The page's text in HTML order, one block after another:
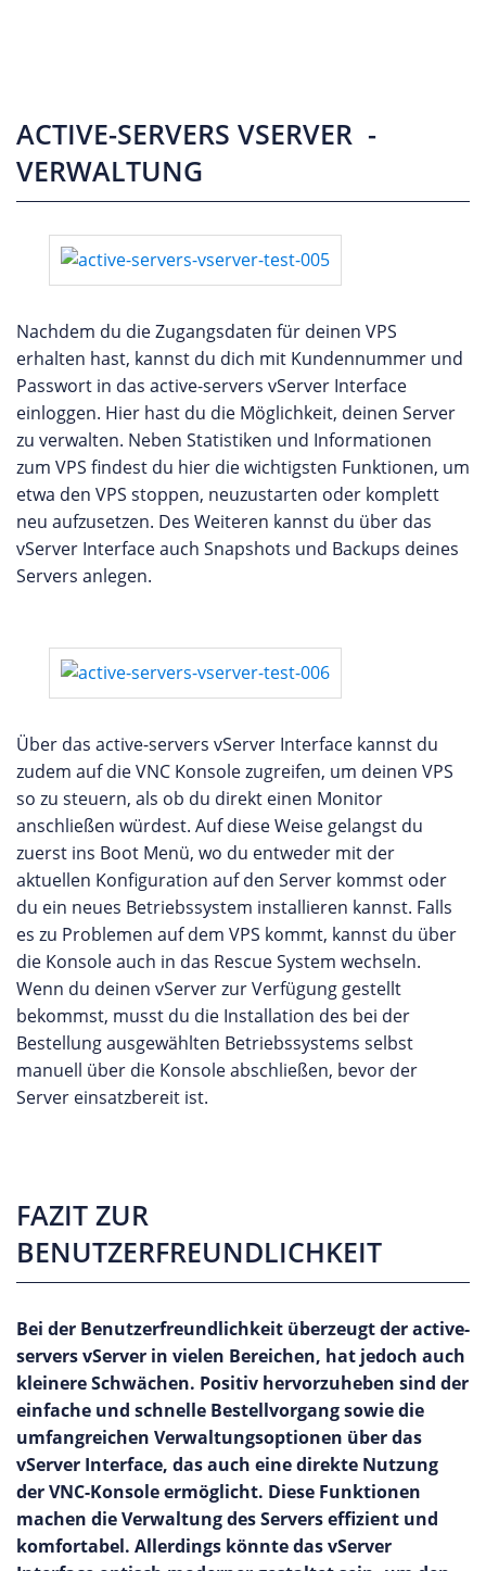
ACTIVE-SERVERS VSERVER -
VERWALTUNG
Nachdem du die Zugangsdaten für deinen VPS
erhalten hast, kannst du dich mit Kundennummer und
Passwort in das active-servers vServer Interface
einloggen. Hier hast du die Möglichkeit, deinen Server
zu verwalten. Neben Statistiken und Informationen
zum VPS findest du hier die wichtigsten Funktionen, um
etwa den VPS stoppen, neuzustarten oder komplett
neu aufzusetzen. Des Weiteren kannst du über das
vServer Interface auch Snapshots und Backups deines
Servers anlegen.
Über das active-servers vServer Interface kannst du
zudem auf die VNC Konsole zugreifen, um deinen VPS
so zu steuern, als ob du direkt einen Monitor
anschließen würdest. Auf diese Weise gelangst du
zuerst ins Boot Menü, wo du entweder mit der
aktuellen Konfiguration auf den Server kommst oder
du ein neues Betriebssystem installieren kannst. Falls
es zu Problemen auf dem VPS kommt, kannst du über
die Konsole auch in das Rescue System wechseln.
Wenn du deinen vServer zur Verfügung gestellt
bekommst, musst du die Installation des bei der
Bestellung ausgewählten Betriebssystems selbst
manuell über die Konsole abschließen, bevor der
Server einsatzbereit ist.
FAZIT ZUR
BENUTZERFREUNDLICHKEIT
Bei der Benutzerfreundlichkeit überzeugt der active-
servers vServer in vielen Bereichen, hat jedoch auch
kleinere Schwächen. Positiv hervorzuheben sind der
einfache und schnelle Bestellvorgang sowie die
umfangreichen Verwaltungsoptionen über das
vServer Interface, das auch eine direkte Nutzung
der VNC-Konsole ermöglicht. Diese Funktionen
machen die Verwaltung des Servers effizient und
komfortabel. Allerdings könnte das vServer